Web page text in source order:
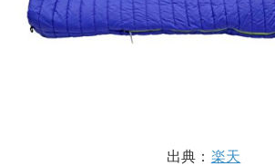
出典： 楽天